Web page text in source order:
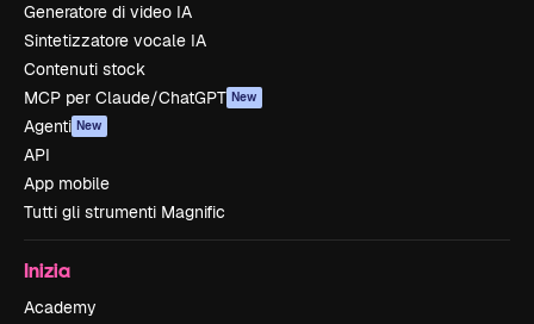
Generatore di video IA
Sintetizzatore vocale IA
Contenuti stock
MCP per Claude/ChatGPT New
Agenti New
API
App mobile
Tutti gli strumenti Magnific
Inizia
Academy